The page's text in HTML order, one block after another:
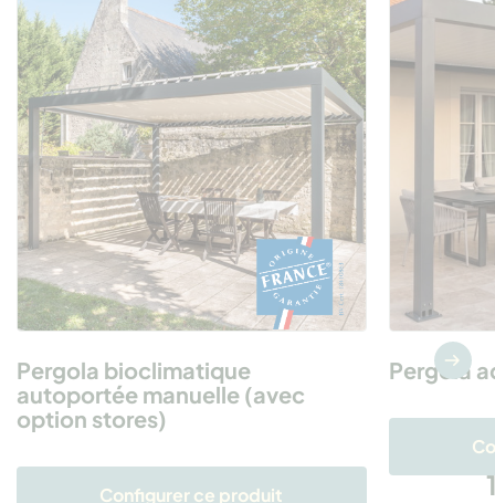
Pergola bioclimatique
autoportée manuelle (avec
option stores)
Configurer ce produit
Pergola